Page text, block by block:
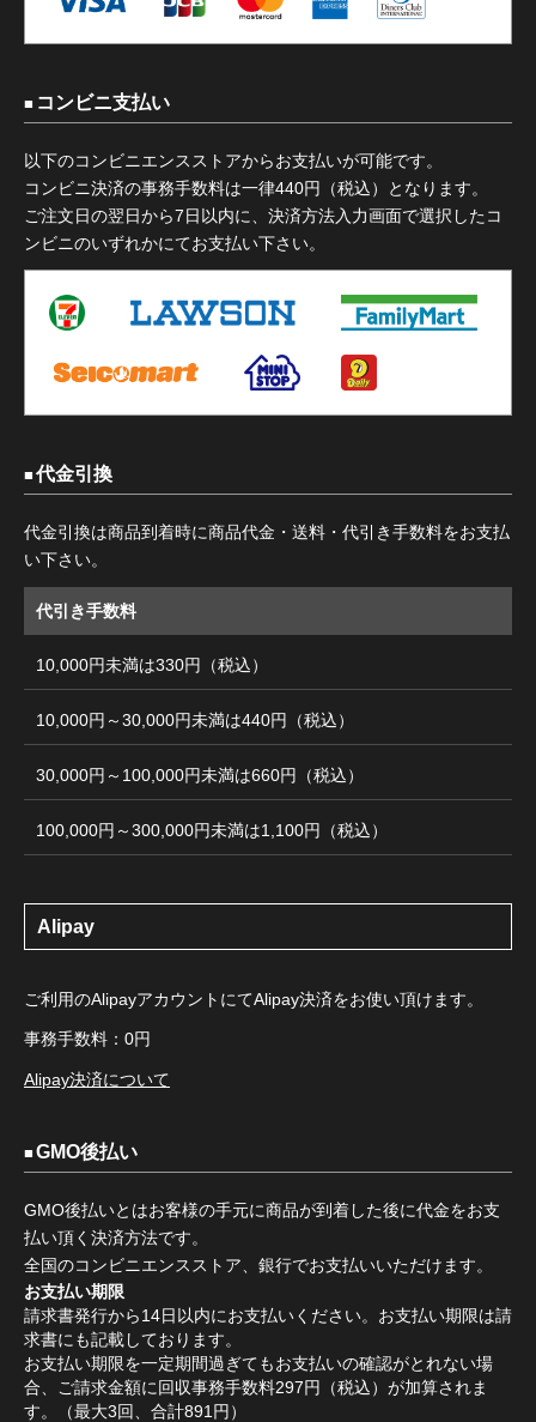
コンビニ支払い
以下のコンビニエンスストアからお支払いが可能です。
コンビニ決済の事務手数料は一律440円（税込）となります。
ご注文日の翌日から7日以内に、決済方法入力画面で選択したコ
ンビニのいずれかにてお支払い下さい。
代金引換
代金引換は商品到着時に商品代金・送料・代引き手数料をお支払
い下さい。
代引き手数料
10,000円未満は330円（税込）
10,000円～30,000円未満は440円（税込）
30,000円～100,000円未満は660円（税込）
100,000円～300,000円未満は1,100円（税込）
Alipay
ご利用のAlipayアカウントにてAlipay決済をお使い頂けます。
事務手数料：0円
Alipay決済について
GMO後払い
GMO後払いとはお客様の手元に商品が到着した後に代金をお支
払い頂く決済方法です。
全国のコンビニエンスストア、銀行でお支払いいただけます。
お支払い期限
請求書発行から14日以内にお支払いください。お支払い期限は請
求書にも記載しております。
お支払い期限を一定期間過ぎてもお支払いの確認がとれない場
合、ご請求金額に回収事務手数料297円（税込）が加算されま
す。（最大3回、合計891円）